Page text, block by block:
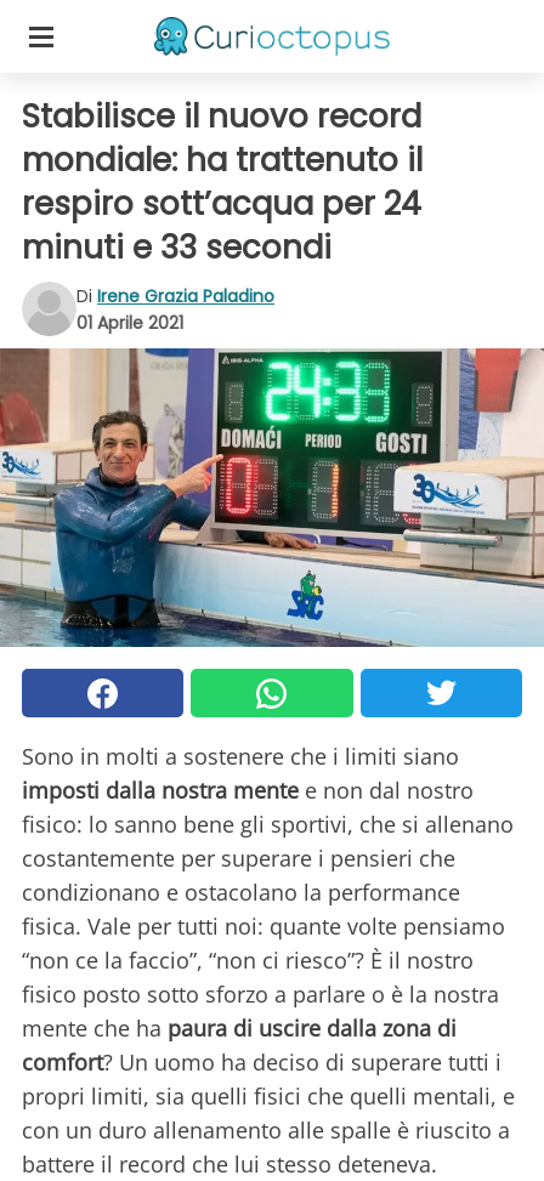
Stabilisce il nuovo record
mondiale: ha trattenuto il
respiro sott’acqua per 24
minuti e 33 secondi
Di Irene Grazia Paladino
01 Aprile 2021
Sono in molti a sostenere che i limiti siano
imposti dalla nostra mente e non dal nostro
fisico: lo sanno bene gli sportivi, che si allenano
costantemente per superare i pensieri che
condizionano e ostacolano la performance
fisica. Vale per tutti noi: quante volte pensiamo
“non ce la faccio”, “non ci riesco”? È il nostro
fisico posto sotto sforzo a parlare o è la nostra
mente che ha paura di uscire dalla zona di
comfort? Un uomo ha deciso di superare tutti i
propri limiti, sia quelli fisici che quelli mentali, e
con un duro allenamento alle spalle è riuscito a
battere il record che lui stesso deteneva.